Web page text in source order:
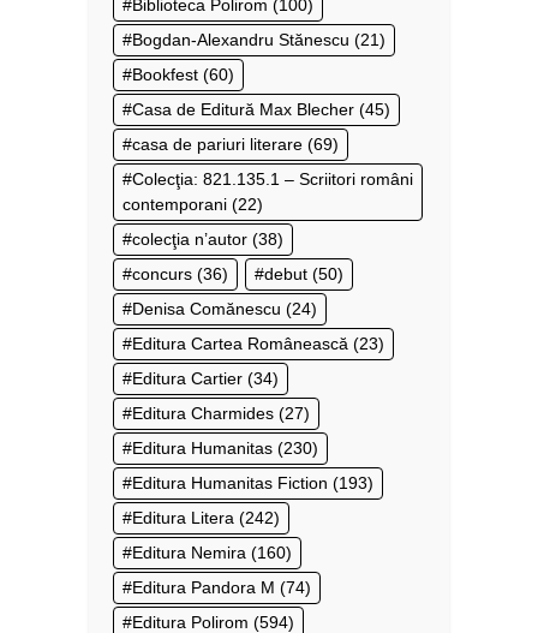
Biblioteca Polirom (100)
Bogdan-Alexandru Stănescu (21)
Bookfest (60)
Casa de Editură Max Blecher (45)
casa de pariuri literare (69)
Colecţia: 821.135.1 – Scriitori români
contemporani (22)
colecţia n’autor (38)
concurs (36) debut (50)
Denisa Comănescu (24)
Editura Cartea Românească (23)
Editura Cartier (34)
Editura Charmides (27)
Editura Humanitas (230)
Editura Humanitas Fiction (193)
Editura Litera (242)
Editura Nemira (160)
Editura Pandora M (74)
Editura Polirom (594)